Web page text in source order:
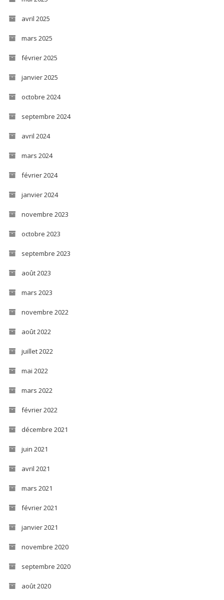
avril 2025
mars 2025
février 2025
janvier 2025
octobre 2024
septembre 2024
avril 2024
mars 2024
février 2024
janvier 2024
novembre 2023
octobre 2023
septembre 2023
août 2023
mars 2023
novembre 2022
août 2022
juillet 2022
mai 2022
mars 2022
février 2022
décembre 2021
juin 2021
avril 2021
mars 2021
février 2021
janvier 2021
novembre 2020
septembre 2020
août 2020